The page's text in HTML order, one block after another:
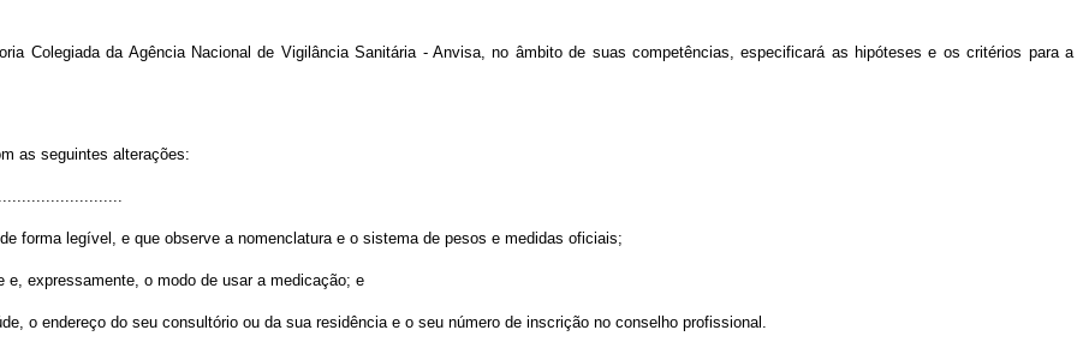
Colegiada da Agência Nacional de Vigilância Sanitária - Anvisa, no âmbito de suas competências, especificará as hipóteses e os critérios para a
as seguintes alterações:
forma legível, e que observe a nomenclatura e o sistema de pesos e medidas oficiais;
e, expressamente, o modo de usar a medicação; e
o endereço do seu consultório ou da sua residência e o seu número de inscrição no conselho profissional.